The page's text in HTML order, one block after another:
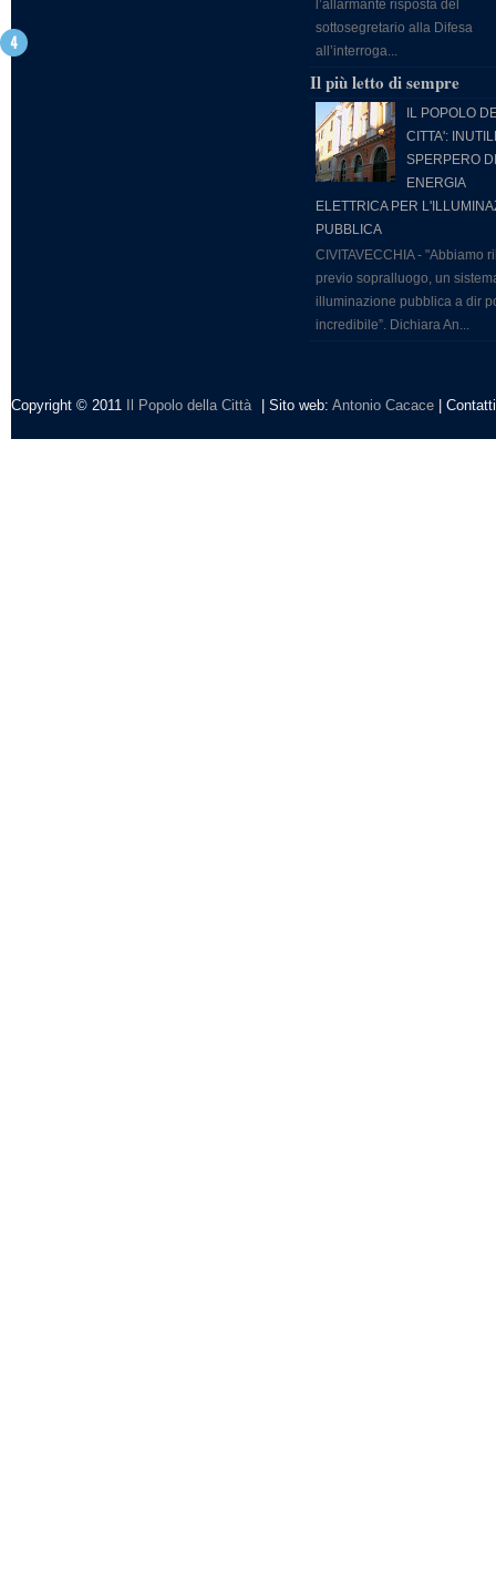
l’allarmante risposta del
sottosegretario alla Difesa
all’interroga...
Il più letto di sempre
IL POPOLO
CITTA':
SPERPERO DI
ENERGIA
ELETTRICA PER
PUBBLICA
CIVITAVECCHIA - "Abbiamo
previo sopralluogo, un
illuminazione pubblica a dir
incredibile”. Dichiara An...
Copyright © 2011 Il Popolo della Città | Sito web: Antonio Cacace |